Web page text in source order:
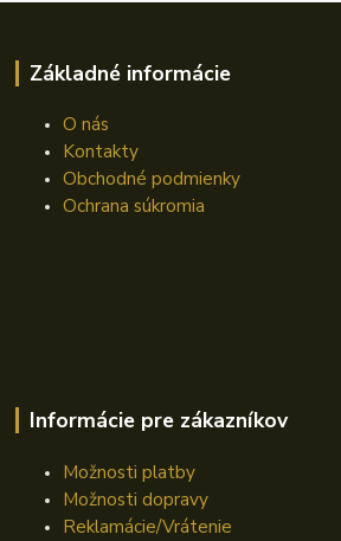
Základné informácie
O nás
Kontakty
Obchodné podmienky
Ochrana súkromia
Informácie pre zákazníkov
Možnosti platby
Možnosti dopravy
Reklamácie/Vrátenie